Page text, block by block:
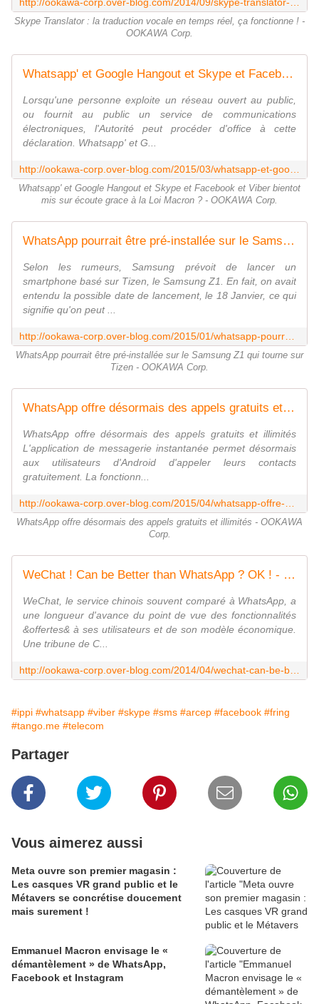
Skype Translator : la traduction vocale en temps réel, ça fonctionne ! -
OOKAWA Corp.
Whatsapp' et Google Hangout et Skype et Facebook et Viber bientot mis sur écoute grace à la Loi Macron ? - OOKAWA Corp.
Lorsqu'une personne exploite un réseau ouvert au public,
ou fournit au public un service de communications
électroniques, l'Autorité peut procéder d'office à cette
déclaration. Whatsapp' et G...
Whatsapp' et Google Hangout et Skype et Facebook et Viber bientot
mis sur écoute grace à la Loi Macron ? - OOKAWA Corp.
WhatsApp pourrait être pré-installée sur le Samsung Z1 qui tourne sur Tizen - OOKAWA Corp.
Selon les rumeurs, Samsung prévoit de lancer un
smartphone basé sur Tizen, le Samsung Z1. En fait, on avait
entendu la possible date de lancement, le 18 Janvier, ce qui
signifie qu'on peut ...
WhatsApp pourrait être pré-installée sur le Samsung Z1 qui tourne sur
Tizen - OOKAWA Corp.
WhatsApp offre désormais des appels gratuits et illimités - OOKAWA Corp.
WhatsApp offre désormais des appels gratuits et illimités
L'application de messagerie instantanée permet désormais
aux utilisateurs d'Android d'appeler leurs contacts
gratuitement. La fonctionn...
WhatsApp offre désormais des appels gratuits et illimités - OOKAWA
Corp.
WeChat ! Can be Better than WhatsApp ? OK ! - OOKAWA Corp.
WeChat, le service chinois souvent comparé à WhatsApp, a
une longueur d'avance du point de vue des fonctionnalités
&offertes& à ses utilisateurs et de son modèle économique.
Une tribune de C...
#ippi #whatsapp #viber #skype #sms #arcep #facebook #fring
#tango.me #telecom
Partager
Vous aimerez aussi
Meta ouvre son premier magasin :
Les casques VR grand public et le
Métavers se concrétise doucement
mais surement !
Emmanuel Macron envisage le «
démantèlement » de WhatsApp,
Facebook et Instagram